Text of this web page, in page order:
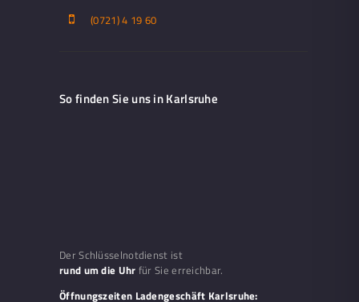
(0721) 4 19 60
So finden Sie uns in Karlsruhe
Der Schlüsselnotdienst ist
rund um die Uhr für Sie erreichbar.
Öffnungszeiten Ladengeschäft Karlsruhe: